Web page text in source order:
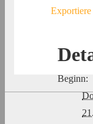
Beginn: